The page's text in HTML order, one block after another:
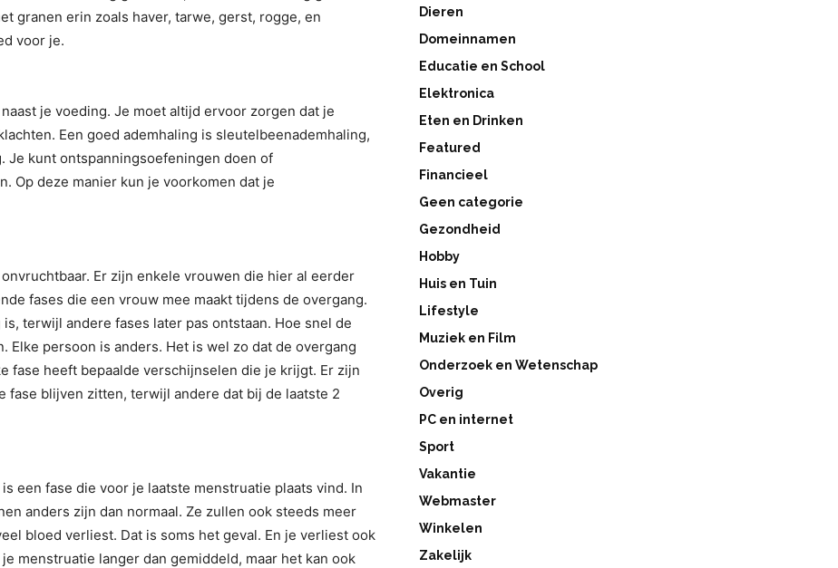
granen erin zoals haver, tarwe, gerst, rogge, en
voor je.
je voeding. Je moet altijd ervoor zorgen dat je
Een goed ademhaling is sleutelbeenademhaling,
Je kunt ontspanningsoefeningen doen of
Op deze manier kun je voorkomen dat je
Er zijn enkele vrouwen die hier al eerder
fases die een vrouw mee maakt tijdens de overgang.
terwijl andere fases later pas ontstaan. Hoe snel de
Elke persoon is anders. Het is wel zo dat de overgang
fase heeft bepaalde verschijnselen die je krijgt. Er zijn
fase blijven zitten, terwijl andere dat bij de laatste 2
een fase die voor je laatste menstruatie plaats vind. In
anders zijn dan normaal. Ze zullen ook steeds meer
bloed verliest. Dat is soms het geval. En je verliest ook
menstruatie langer dan gemiddeld, maar het kan ook
Dieren
Domeinnamen
Educatie en School
Elektronica
Eten en Drinken
Featured
Financieel
Geen categorie
Gezondheid
Hobby
Huis en Tuin
Lifestyle
Muziek en Film
Onderzoek en Wetenschap
Overig
PC en internet
Sport
Vakantie
Webmaster
Winkelen
Zakelijk